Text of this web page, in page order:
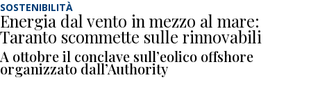
SOSTENIBILITÀ
Energia dal vento in mezzo al mare:
Taranto scommette sulle rinnovabili
A ottobre il conclave sull’eolico offshore
organizzato dall’Authority